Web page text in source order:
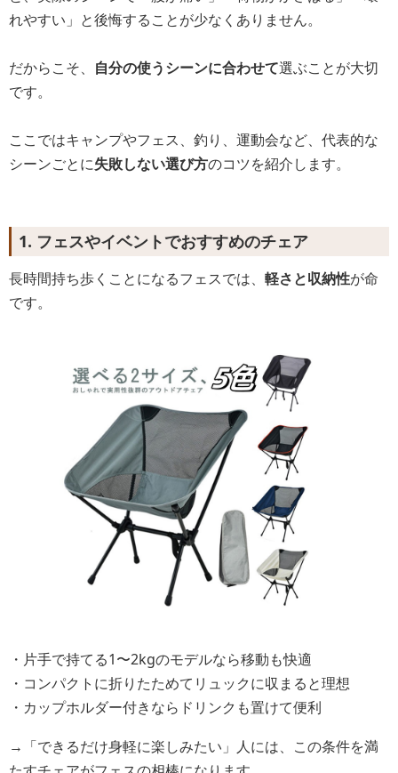
れやすい」と後悔することが少なくありません。
だからこそ、 自分の使うシーンに合わせて選ぶことが大切
です。
ここではキャンプやフェス、釣り、運動会など、代表的な
シーンごとに失敗しない選び方のコツを紹介します。
1. フェスやイベントでおすすめのチェア
長時間持ち歩くことになるフェスでは、 軽さと収納性が命
です。
・片手で持てる1〜2kgのモデルなら移動も快適
・コンパクトに折りたためてリュックに収まると理想
・カップホルダー付きならドリンクも置けて便利
→「できるだけ身軽に楽しみたい」人には、この条件を満